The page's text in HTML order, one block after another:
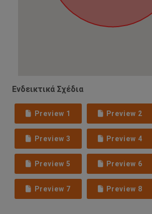
Ενδεικτικά Σχέδια
Preview 1 Preview 2
Preview 3 Preview 4
Preview 5 Preview 6
Preview 7 Preview 8